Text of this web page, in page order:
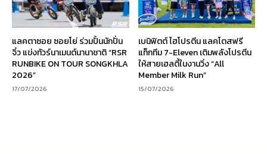
แลคตาซอย ซอยโย่ ร่วมปั้นนักปั่น
จิ๋ว แข่งทัวร์นาเมนต์นานาชาติ “RSR
RUNBIKE ON TOUR SONGKHLA
2026”
17/07/2026
เบนิฟิตต์ ไฮโปรตีน แลคโตสฟรี
แท็กทีม 7-Eleven เติมพลังโปรตีน
ให้สายเฮลตี้ในงานวิ่ง “All
Member Milk Run”
15/07/2026